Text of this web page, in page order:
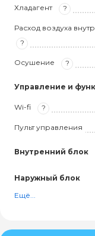
Хладагент ?
Расход воздуха
?
Осушение ?
Управление и
Wi-fi ?
Пульт управления
Внутренний блок
Наружный блок
Ещё...